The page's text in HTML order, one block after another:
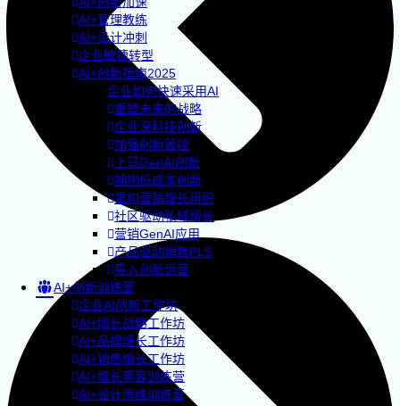
AI+管理教练
AI+设计冲刺
企业敏捷转型
AI+创新指南2025
企业如何快速采用AI
重塑未来的战略
企业深科技创新
加强创新管控
上马GenAI创新
拥抱低成本创新
重构营销增长组织
社区驱动私域增长
营销GenAI应用
产品驱动销售PLS
导入创新运营
AI+创新训练营
企业AI创新工作坊
AI+增长战略工作坊
AI+品牌增长工作坊
AI+销售增长工作坊
AI+增长黑客训练营
AI+设计思维训练营